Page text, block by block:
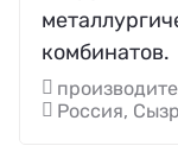
комбинатов.
Россия,